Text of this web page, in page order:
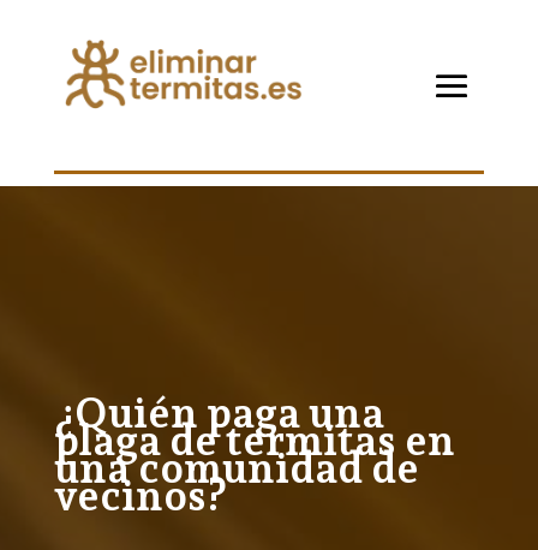
¿Quién paga una
plaga de termitas en
una comunidad de
vecinos?